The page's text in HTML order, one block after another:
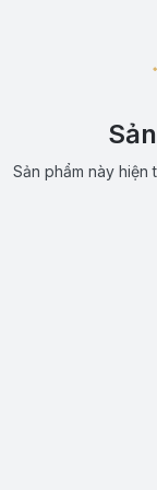
Sản phẩm này hiện